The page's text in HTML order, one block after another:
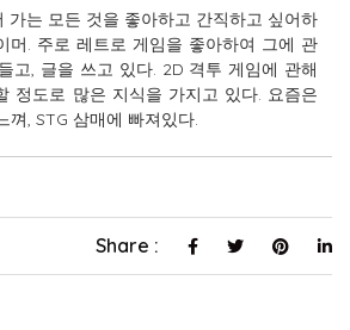
가는 모든 것을 좋아하고 간직하고 싶어하
머. 주로 레트로 게임을 좋아하여 그에 관
고, 글을 쓰고 있다. 2D 격투 게임에 관해
정도로 많은 지식을 가지고 있다. 요즘은
껴, STG 삼매에 빠져있다.
Share :